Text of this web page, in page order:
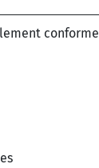
conforme